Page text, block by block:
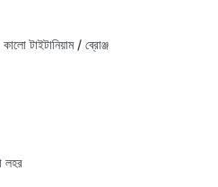
টাইটানিয়াম / ব্রোঞ্জ
লহর